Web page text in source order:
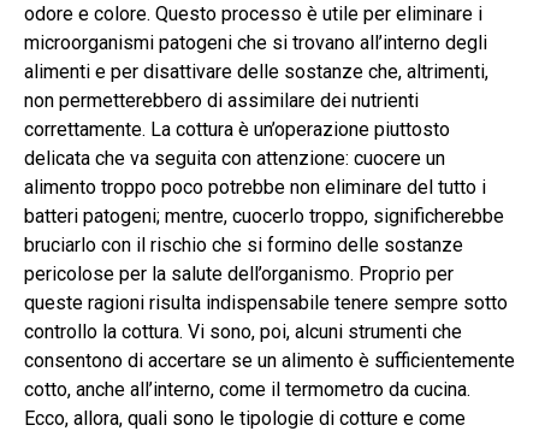
odore e colore. Questo processo è utile per eliminare i
microorganismi patogeni che si trovano all’interno degli
alimenti e per disattivare delle sostanze che, altrimenti,
non permetterebbero di assimilare dei nutrienti
correttamente. La cottura è un’operazione piuttosto
delicata che va seguita con attenzione: cuocere un
alimento troppo poco potrebbe non eliminare del tutto i
batteri patogeni; mentre, cuocerlo troppo, significherebbe
bruciarlo con il rischio che si formino delle sostanze
pericolose per la salute dell’organismo. Proprio per
queste ragioni risulta indispensabile tenere sempre sotto
controllo la cottura. Vi sono, poi, alcuni strumenti che
consentono di accertare se un alimento è sufficientemente
cotto, anche all’interno, come il termometro da cucina.
Ecco, allora, quali sono le tipologie di cotture e come